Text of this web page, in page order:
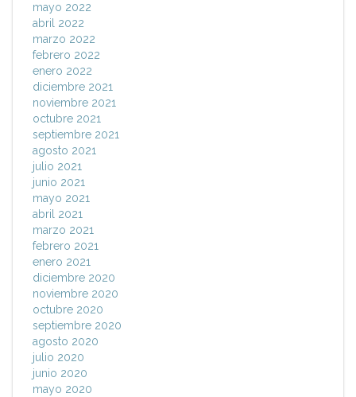
mayo 2022
abril 2022
marzo 2022
febrero 2022
enero 2022
diciembre 2021
noviembre 2021
octubre 2021
septiembre 2021
agosto 2021
julio 2021
junio 2021
mayo 2021
abril 2021
marzo 2021
febrero 2021
enero 2021
diciembre 2020
noviembre 2020
octubre 2020
septiembre 2020
agosto 2020
julio 2020
junio 2020
mayo 2020